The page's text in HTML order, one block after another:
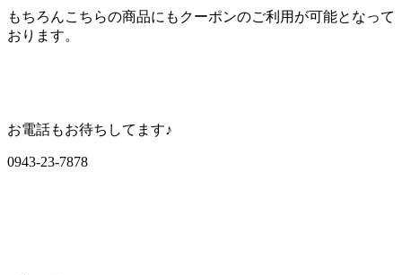
もちろんこちらの商品にもクーポンのご利用が可能となって
おります。
お電話もお待ちしてます♪
0943-23-7878